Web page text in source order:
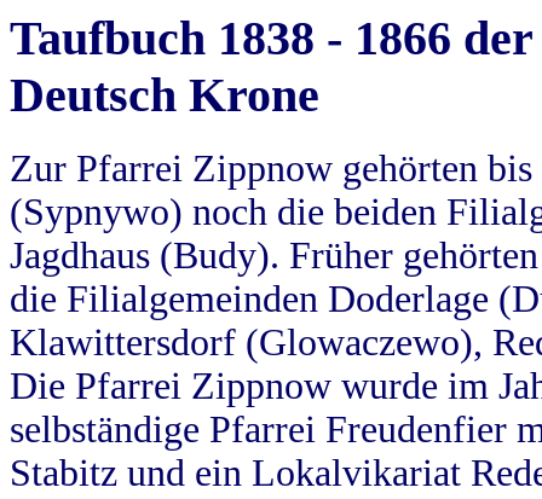
Taufbuch 1838 - 1866
Deutsch Krone
Zur Pfarrei Zippnow gehörten
(Sypnywo) noch die beiden
Jagdhaus (Budy). Früher
die Filialgemeinden Doderlage
Klawittersdorf (Glowaczewo),
Die Pfarrei Zippnow wurde im
selbständige Pfarrei Freudenfier
Stabitz und ein Lokalvikariat